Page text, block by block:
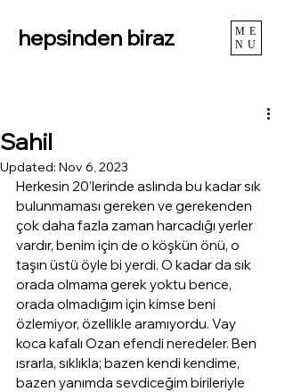
hepsinden biraz
ME
NU
Sahil
Updated: Nov 6, 2023
Herkesin 20’lerinde aslında bu kadar sık
bulunmaması gereken ve gerekenden
çok daha fazla zaman harcadığı yerler
vardır, benim için de o köşkün önü, o
taşın üstü öyle bi yerdi. O kadar da sık
orada olmama gerek yoktu bence,
orada olmadığım için kimse beni
özlemiyor, özellikle aramıyordu. Vay
koca kafalı Ozan efendi neredeler. Ben
ısrarla, sıklıkla; bazen kendi kendime,
bazen yanımda sevdiceğim birileriyle